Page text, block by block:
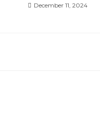
December 11, 2024